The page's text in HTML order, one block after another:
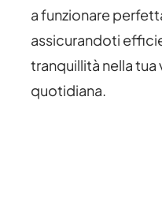
a funzionare
assicurandoti
tranquillità nella tua
quotidiana.